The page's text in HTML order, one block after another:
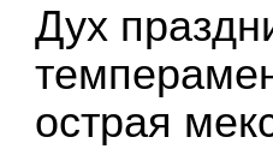
Дух
острая